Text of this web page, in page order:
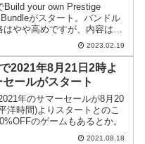
Build your own Prestige
がスタート。バンドル
やや高めですが、内容は良
。自分で欲しいゲームを選ぶ
2023.02.19
2021年8月21日2時よ
セールがスタート
年のサマーセールが8月20
洋時間)よりスタートとのこ
のゲームもあるとか。
2021.08.18